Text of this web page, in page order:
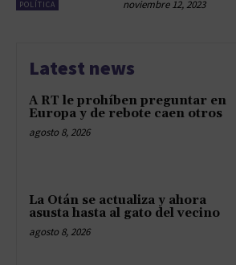
POLÍTICA noviembre 12, 2023
Latest news
A RT le prohíben preguntar en
Europa y de rebote caen otros
agosto 8, 2026
La Otán se actualiza y ahora
asusta hasta al gato del vecino
agosto 8, 2026